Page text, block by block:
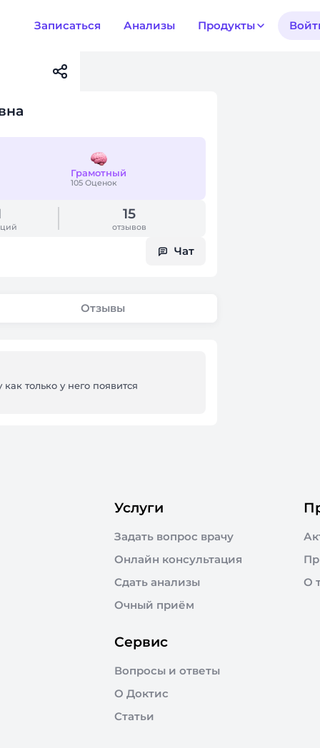
Записаться Анализы Продукты
Грамотный
105 Оценок
15
отзывов
Чат
Отзывы
только у него появится
Услуги
Задать вопрос врачу
Онлайн консультация
Сдать анализы
Очный приём
О
Сервис
Вопросы и ответы
О Доктис
Статьи